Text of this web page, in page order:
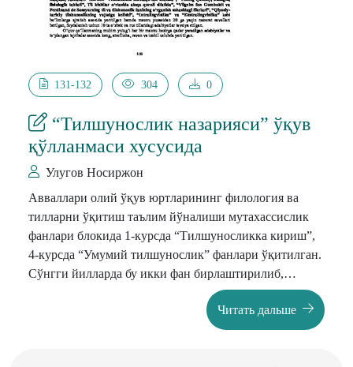
131-132 304 0
“Тилшунослик назарияси” ўқув
қўлланмаси хусусида
Улугов Носиржон
Авваллари олий ўқув юртларининг филология ва
тилларни ўқитиш таълим йўналиши мутахассислик
фанлари блокида 1-курсда “Тилшуносликка кириш”,
4-курсда “Умумий тилшунослик” фанлари ўқитилган.
Сўнгги йилларда бу икки фан бирлаштирилиб,
адабиётшунослик фанлари блокига, яъни
Читать дальше